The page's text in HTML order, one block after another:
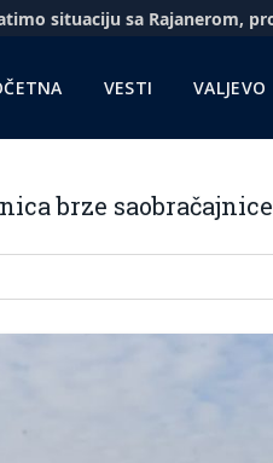
VESTI VALJEVO
brze